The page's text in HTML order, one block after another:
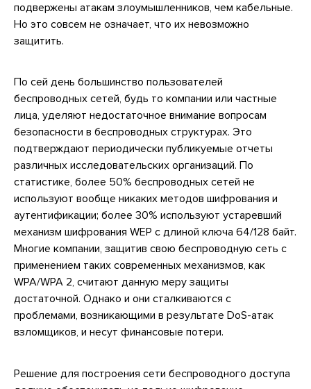
подвержены атакам злоумышленников, чем кабельные.
Но это совсем не означает, что их невозможно
защитить.
По сей день большинство пользователей
беспроводных сетей, будь то компании или частные
лица, уделяют недостаточное внимание вопросам
безопасности в беспроводных структурах. Это
подтверждают периодически публикуемые отчеты
различных исследовательских организаций. По
статистике, более 50% беспроводных сетей не
используют вообще никаких методов шифрования и
аутентификации; более 30% используют устаревший
механизм шифрования WEP с длиной ключа 64/128 байт.
Многие компании, защитив свою беспроводную сеть с
применением таких современных механизмов, как
WPA/WPA 2, считают данную меру защиты
достаточной. Однако и они сталкиваются с
проблемами, возникающими в результате DoS-атак
взломщиков, и несут финансовые потери.
Решение для построения сети беспроводного доступа